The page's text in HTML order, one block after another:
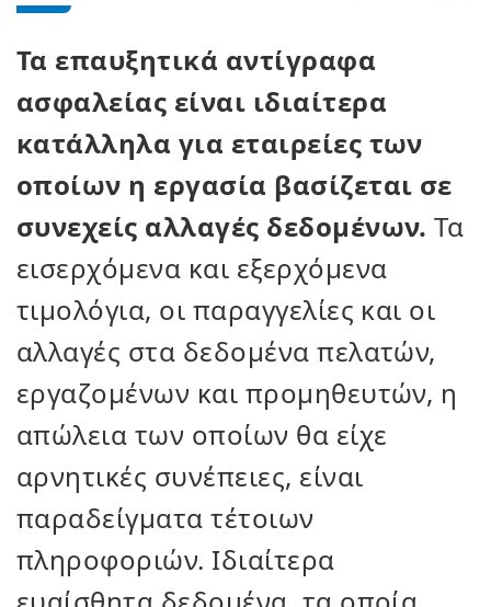
Τα επαυξητικά αντίγραφα
ασφαλείας είναι ιδιαίτερα
κατάλληλα για εταιρείες των
οποίων η εργασία βασίζεται σε
συνεχείς αλλαγές δεδομένων. Τα
εισερχόμενα και εξερχόμενα
τιμολόγια, οι παραγγελίες και οι
αλλαγές στα δεδομένα πελατών,
εργαζομένων και προμηθευτών, η
απώλεια των οποίων θα είχε
αρνητικές συνέπειες, είναι
παραδείγματα τέτοιων
πληροφοριών. Ιδιαίτερα